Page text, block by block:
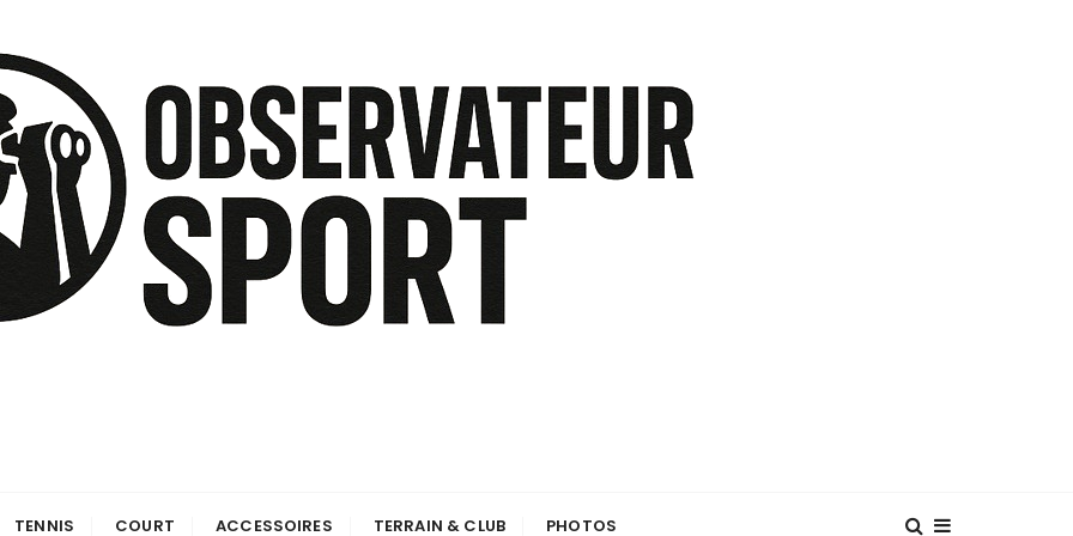
TENNIS COURT ACCESSOIRES TERRAIN & CLUB PHOTOS